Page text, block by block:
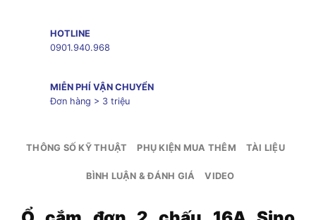
HOTLINE
0901.940.968
MIỄN PHÍ VẬN CHUYỂN
Đơn hàng > 3 triệu
THÔNG SỐ KỸ THUẬT PHỤ KIỆN MUA THÊM TÀI LIỆU
BÌNH LUẬN & ĐÁNH GIÁ VIDEO